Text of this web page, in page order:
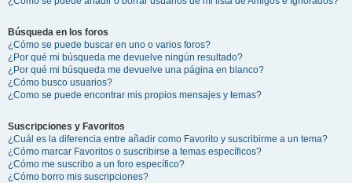
Búsqueda en los foros
¿Cómo se puede buscar en uno o varios foros?
¿Por qué mi búsqueda me devuelve ningún resultado?
¿Por qué mi búsqueda me devuelve una página en blanco?
¿Cómo busco usuarios?
¿Como se puede encontrar mis propios mensajes y temas?
Suscripciones y Favoritos
¿Cuál es la diferencia entre añadir como Favorito y suscribirme a un tema?
¿Cómo marcar Favoritos o suscribirse a temas específicos?
¿Cómo me suscribo a un foro específico?
¿Cómo borro mis suscripciones?